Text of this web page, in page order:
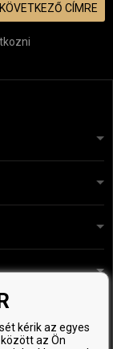
CÍMRE
kérik az egyes
az Ön